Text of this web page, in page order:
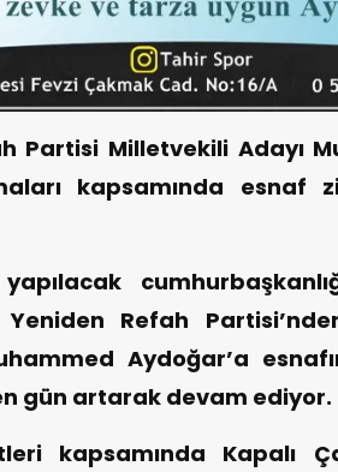
Partisi Milletvekili Adayı
kapsamında esnaf
yapılacak
Refah
Aydoğar’a
gün artarak devam ediyor.
kapsamında Kapalı